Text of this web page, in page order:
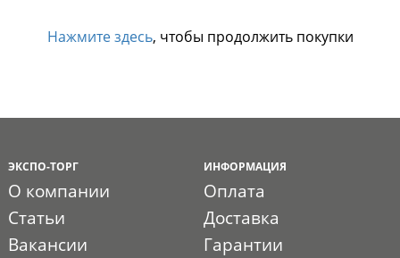
Нажмите здесь, чтобы продолжить покупки
ЭКСПО-ТОРГ
О компании
Статьи
Вакансии
ИНФОРМАЦИЯ
Оплата
Доставка
Гарантии